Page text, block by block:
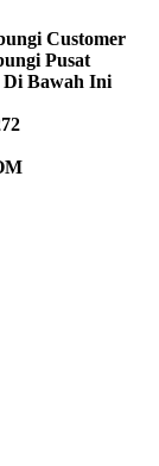
Customer
Pusat
Di Bawah Ini